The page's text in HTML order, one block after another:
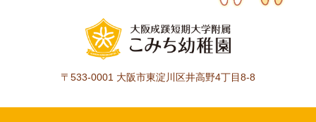
〒533-0001 大阪市東淀川区井高野4丁目8-8